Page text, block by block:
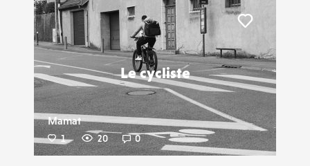
Le cycliste
Mamat
1 20 0